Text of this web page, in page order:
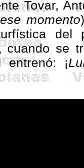
Tovar,
momento
del
cuando se
¡